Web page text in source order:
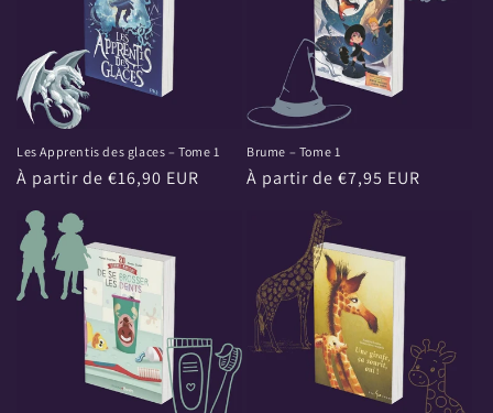
Les Apprentis des glaces – Tome 1
Prix
À partir de €16,90 EUR
Brume – Tome 1
Prix
À partir de €7,95 EUR